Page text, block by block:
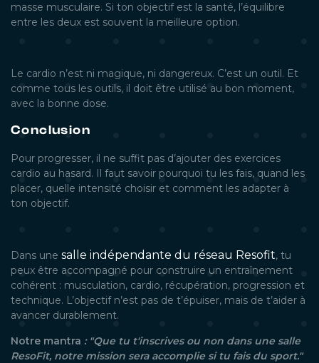
masse musculaire. Si ton objectif est la santé, l’équilibre
entre les deux est souvent la meilleure option.
Le cardio n’est ni magique, ni dangereux. C’est un outil. Et
comme tous les outils, il doit être utilisé au bon moment,
avec la bonne dose.
Conclusion
Pour progresser, il ne suffit pas d’ajouter des exercices
cardio au hasard. Il faut savoir pourquoi tu les fais, quand les
placer, quelle intensité choisir et comment les adapter à
ton objectif.
Dans une salle indépendante du réseau Resofit, tu
peux être accompagné pour construire un entraînement
cohérent : musculation, cardio, récupération, progression et
technique. L’objectif n’est pas de t’épuiser, mais de t’aider à
avancer durablement.
Notre mantra : "Que tu t'inscrives ou non dans une salle
ResoFit, notre mission sera accomplie si tu fais du sport."